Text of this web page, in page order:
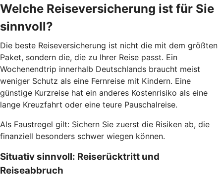
Welche Reiseversicherung ist für Sie
sinnvoll?
Die beste Reiseversicherung ist nicht die mit dem größten
Paket, sondern die, die zu Ihrer Reise passt. Ein
Wochenendtrip innerhalb Deutschlands braucht meist
weniger Schutz als eine Fernreise mit Kindern. Eine
günstige Kurzreise hat ein anderes Kostenrisiko als eine
lange Kreuzfahrt oder eine teure Pauschalreise.
Als Faustregel gilt: Sichern Sie zuerst die Risiken ab, die
finanziell besonders schwer wiegen können.
Situativ sinnvoll: Reiserücktritt und
Reiseabbruch